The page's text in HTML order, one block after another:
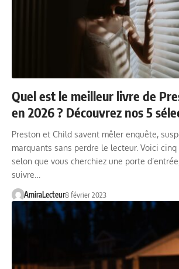
Quel est le meilleur livre de
en 2026 ? Découvrez nos 5
Preston et Child savent mêler enquête,
marquants sans perdre le lecteur. Voici
selon que vous cherchiez une porte
suivre…
AmiraLecteur8 février 2023